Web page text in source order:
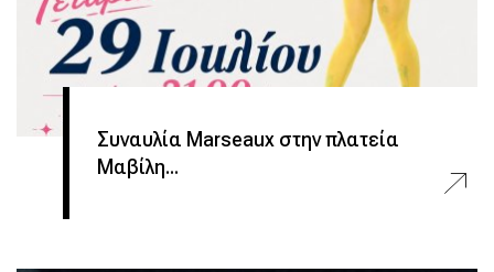
Συναυλία Marseaux στην πλατεία
Μαβίλη...